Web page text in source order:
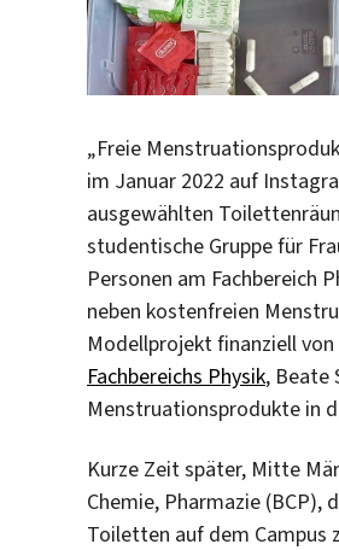
„Freie
im Januar 2022 auf
ausgewählten
studentische Gruppe für
Personen am Fachbereich
neben kostenfreien
Modellprojekt finanziell
Fachbereichs Physik, Beate
Menstruationsprodukte in
Kurze Zeit später, Mitte
Chemie, Pharmazie
Toiletten auf dem Campus